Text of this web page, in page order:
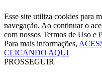
Esse site utiliza cookies para
navegação. Ao continuar o
com nossos Termos de Uso e
Para mais informações,
CLICANDO AQUI
PROSSEGUIR